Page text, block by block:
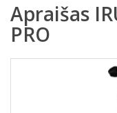
Apraišas
PRO